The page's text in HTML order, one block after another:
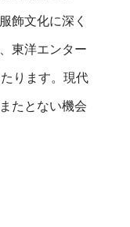
飾文化に深く
東洋エンター
ります。現代
たとない機会